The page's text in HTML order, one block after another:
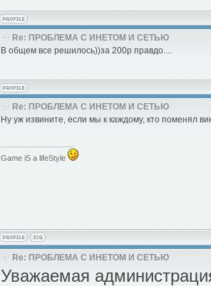
Re: ПРОБЛЕМА С ИНЕТОМ И СЕТЬЮ
В общем все решилось))за 200р правдо....
Re: ПРОБЛЕМА С ИНЕТОМ И СЕТЬЮ
Ну уж извините, если мы к каждому, кто поменял
Game iS a lifeStyle
Re: ПРОБЛЕМА С ИНЕТОМ И СЕТЬЮ
Уважаемая